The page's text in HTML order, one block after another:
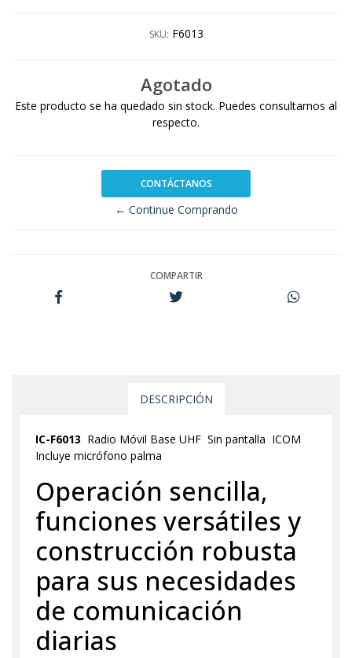
SKU: F6013
Agotado
Este producto se ha quedado sin stock. Puedes consultarnos al
respecto.
CONTÁCTANOS
← Continue Comprando
COMPARTIR
DESCRIPCIÓN
IC-F6013 Radio Móvil Base UHF Sin pantalla ICOM
Incluye micrófono palma
Operación sencilla,
funciones versátiles y
construcción robusta
para sus necesidades
de comunicación
diarias